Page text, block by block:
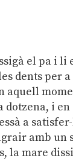
el pa i
dents per a
aquell
i
a
amb
la mare